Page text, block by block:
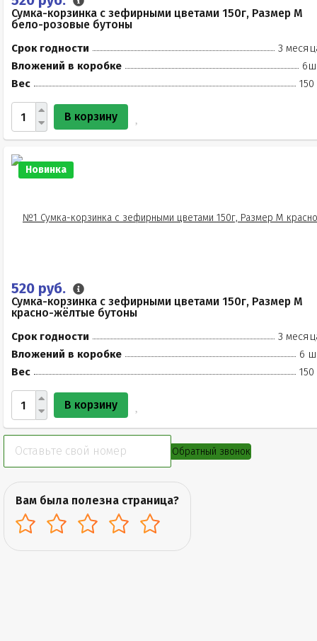
Сумка-корзинка с зефирными цветами 150г, Размер М
бело-розовые бутоны
Срок годности
3
Вложений в коробке
Вес
150
В корзину
Новинка
520 руб.
Сумка-корзинка с зефирными цветами 150г, Размер М
красно-жёлтые бутоны
Срок годности
3
Вложений в коробке
6
Вес
150
В корзину
Обратный звонок
Вам была полезна страница?